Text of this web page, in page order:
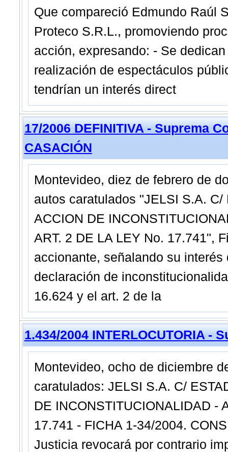
Que compareció Edmundo Raúl
Proteco S.R.L., promoviendo
acción, expresando: - Se
realización de espectáculos
tendrían un interés direct
17/2006 DEFINITIVA - Suprema
CASACIÓN
Montevideo, diez de febrero de
autos caratulados "JELSI S.A. C/
ACCION DE
ART. 2 DE LA LEY No. 17.741",
accionante, señalando su
declaración de
16.624 y el art. 2 de la
1.434/2004 INTERLOCUTORIA -
Montevideo, ocho de diciembre
caratulados: JELSI S.A. C/
DE INCONSTITUCIONALIDAD -
17.741 - FICHA 1-34/2004.
Justicia revocará por contrario